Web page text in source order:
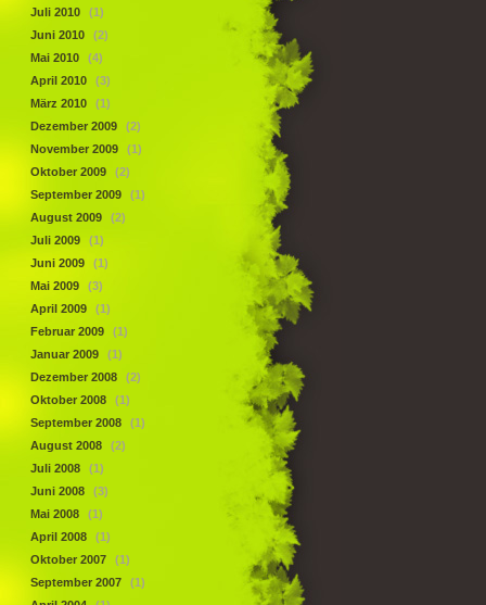
Juli 2010
(1)
Juni 2010
(2)
Mai 2010
(4)
April 2010
(3)
März 2010
(1)
Dezember 2009
(2)
November 2009
(1)
Oktober 2009
(2)
September 2009
(1)
August 2009
(2)
Juli 2009
(1)
Juni 2009
(1)
Mai 2009
(3)
April 2009
(1)
Februar 2009
(1)
Januar 2009
(1)
Dezember 2008
(2)
Oktober 2008
(1)
September 2008
(1)
August 2008
(2)
Juli 2008
(1)
Juni 2008
(3)
Mai 2008
(1)
April 2008
(1)
Oktober 2007
(1)
September 2007
(1)